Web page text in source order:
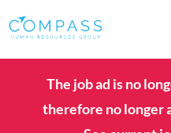
The job ad is no
therefore no longer